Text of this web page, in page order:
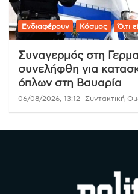
Ενδιαφέρουν Κόσμος Ό,τι
Συναγερμός στη
συνελήφθη για
όπλων στη Βαυαρία
06/08/2026, 13:12 Συντακτική